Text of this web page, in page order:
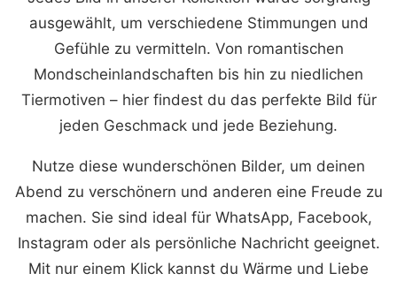
ausgewählt, um verschiedene Stimmungen und
Gefühle zu vermitteln. Von romantischen
Mondscheinlandschaften bis hin zu niedlichen
Tiermotiven – hier findest du das perfekte Bild für
jeden Geschmack und jede Beziehung.
Nutze diese wunderschönen Bilder, um deinen
Abend zu verschönern und anderen eine Freude zu
machen. Sie sind ideal für WhatsApp, Facebook,
Instagram oder als persönliche Nachricht geeignet.
Mit nur einem Klick kannst du Wärme und Liebe